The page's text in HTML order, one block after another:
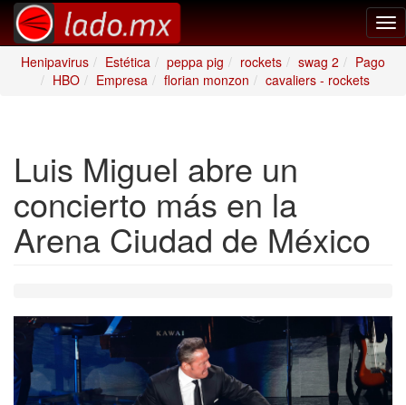
Henipavirus
Estética peppa pig rockets swag 2
Pago
HBO
Empresa florian monzon cavaliers - rockets
Luis Miguel abre un
concierto más en la
Arena Ciudad de México